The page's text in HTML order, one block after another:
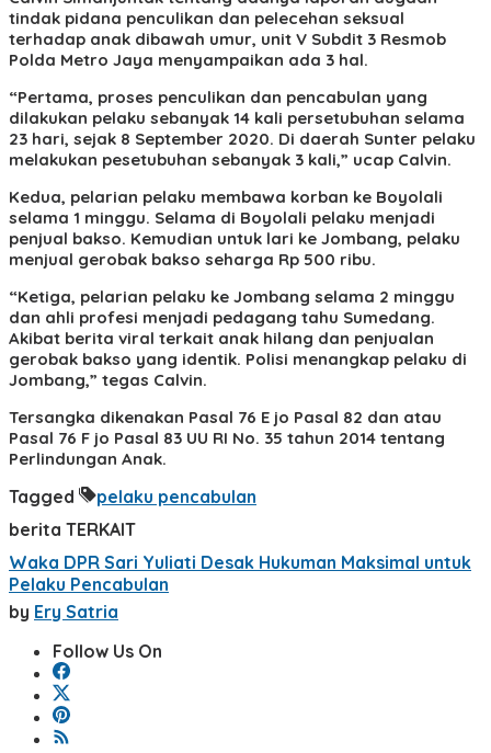
tindak pidana penculikan dan pelecehan seksual
terhadap anak dibawah umur, unit V Subdit 3 Resmob
Polda Metro Jaya menyampaikan ada 3 hal.
“Pertama, proses penculikan dan pencabulan yang
dilakukan pelaku sebanyak 14 kali persetubuhan selama
23 hari, sejak 8 September 2020. Di daerah Sunter pelaku
melakukan pesetubuhan sebanyak 3 kali,” ucap Calvin.
Kedua, pelarian pelaku membawa korban ke Boyolali
selama 1 minggu. Selama di Boyolali pelaku menjadi
penjual bakso. Kemudian untuk lari ke Jombang, pelaku
menjual gerobak bakso seharga Rp 500 ribu.
“Ketiga, pelarian pelaku ke Jombang selama 2 minggu
dan ahli profesi menjadi pedagang tahu Sumedang.
Akibat berita viral terkait anak hilang dan penjualan
gerobak bakso yang identik. Polisi menangkap pelaku di
Jombang,” tegas Calvin.
Tersangka dikenakan Pasal 76 E jo Pasal 82 dan atau
Pasal 76 F jo Pasal 83 UU RI No. 35 tahun 2014 tentang
Perlindungan Anak.
Tagged
pelaku pencabulan
berita TERKAIT
Waka DPR Sari Yuliati Desak Hukuman Maksimal untuk
Pelaku Pencabulan
by Ery Satria
Follow Us On